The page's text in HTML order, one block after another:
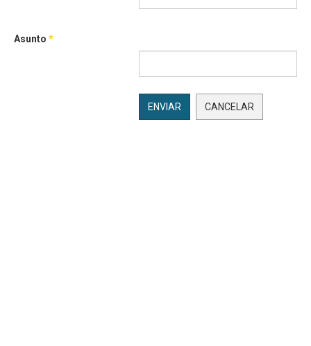
Asunto *
ENVIAR CANCELAR